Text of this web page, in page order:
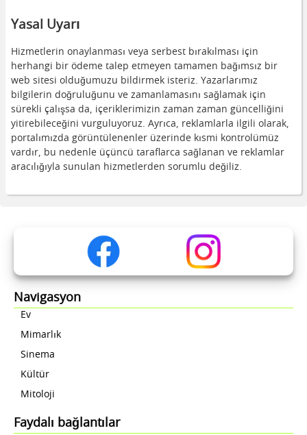
Yasal Uyarı
Hizmetlerin onaylanması veya serbest bırakılması için
herhangi bir ödeme talep etmeyen tamamen bağımsız bir
web sitesi olduğumuzu bildirmek isteriz. Yazarlarımız
bilgilerin doğruluğunu ve zamanlamasını sağlamak için
sürekli çalışsa da, içeriklerimizin zaman zaman güncelliğini
yitirebileceğini vurguluyoruz. Ayrıca, reklamlarla ilgili olarak,
portalımızda görüntülenenler üzerinde kısmi kontrolümüz
vardır, bu nedenle üçüncü taraflarca sağlanan ve reklamlar
aracılığıyla sunulan hizmetlerden sorumlu değiliz.
Navigasyon
Ev
Mimarlık
Sinema
Kültür
Mitoloji
Faydalı bağlantılar